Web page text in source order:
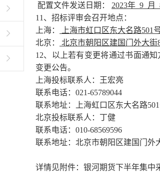
配置文件发送日期： 2023年9 月
11、招标评审会召开地点：
上海：
上海市虹口区东大名路501
北京：
北京市朝阳区建国门外大街
12、以上若有变更将通过书面通
变更公告。
上海投标联系人：王宏亮
联系电话：021-65789044
联系地址：上海虹口区东大名路
北京投标联系人：丁健
联系电话：010-68569596
联系地址：北京市朝阳区建国门外
详情见附件：银河期货下半年集中